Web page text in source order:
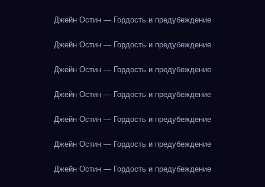
Джейн Остин — Гордость и предубеждение
Джейн Остин — Гордость и предубеждение
Джейн Остин — Гордость и предубеждение
Джейн Остин — Гордость и предубеждение
Джейн Остин — Гордость и предубеждение
Джейн Остин — Гордость и предубеждение
Джейн Остин — Гордость и предубеждение